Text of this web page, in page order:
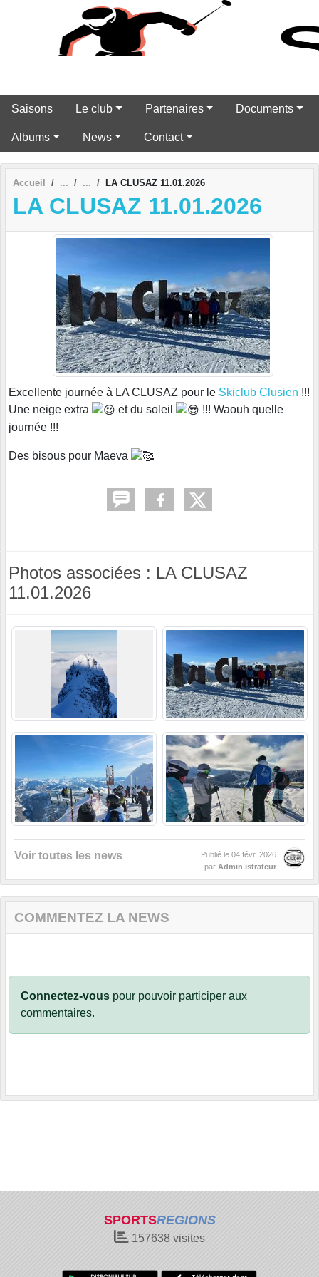
Saisons Le club Partenaires Documents
Albums News Contact
Accueil LA CLUSAZ 11.01.2026
LA CLUSAZ 11.01.2026
Excellente journée à LA CLUSAZ pour le Skiclub Clusien !!!
Une neige extra
et du soleil
!!! Waouh quelle
journée !!!
Des bisous pour Maeva
Photos associées : LA CLUSAZ
11.01.2026
Voir toutes les news Publié le 04 févr. 2026
par Admin istrateur
COMMENTEZ LA NEWS
Connectez-vous pour pouvoir participer aux
commentaires.
SPORTSREGIONS
157638 visites
Panneau de gestion des cookies